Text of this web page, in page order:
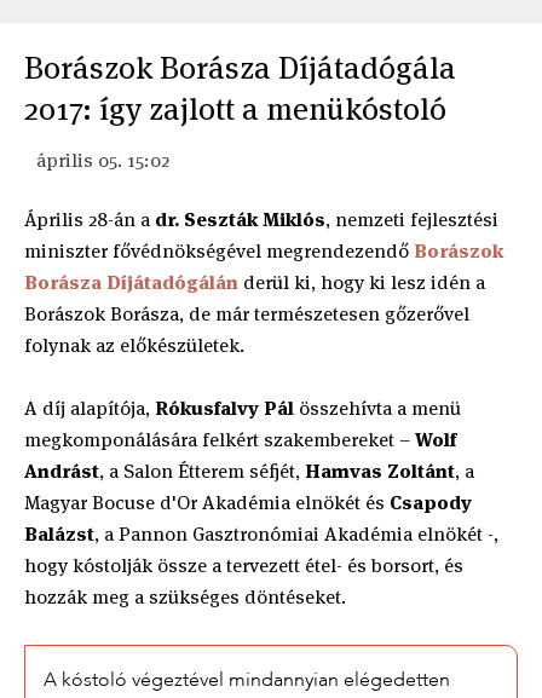
Borászok Borásza Díjátadógála
2017: így zajlott a menükóstoló
április 05. 15:02
Április 28-án a dr. Seszták Miklós, nemzeti fejlesztési
miniszter fővédnökségével megrendezendő Borászok
Borásza Díjátadógálán derül ki, hogy ki lesz idén a
Borászok Borásza, de már természetesen gőzerővel
folynak az előkészületek.
A díj alapítója, Rókusfalvy Pál összehívta a menü
megkomponálására felkért szakembereket –Wolf
Andrást, a Salon Étterem séfjét, Hamvas Zoltánt, a
Magyar Bocuse d'Or Akadémia elnökét és Csapody
Balázst, a Pannon Gasztronómiai Akadémia elnökét -,
hogy kóstolják össze a tervezett étel- és borsort, és
hozzák meg a szükséges döntéseket.
A kóstoló végeztével mindannyian elégedetten